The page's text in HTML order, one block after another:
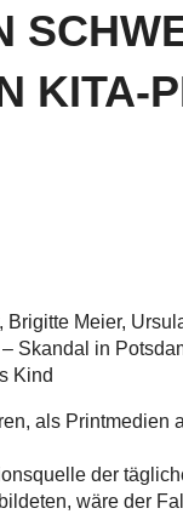
KITA-
Brigitte Meier,
Skandal in
Kind
als Printmedien
der
wäre der Fall